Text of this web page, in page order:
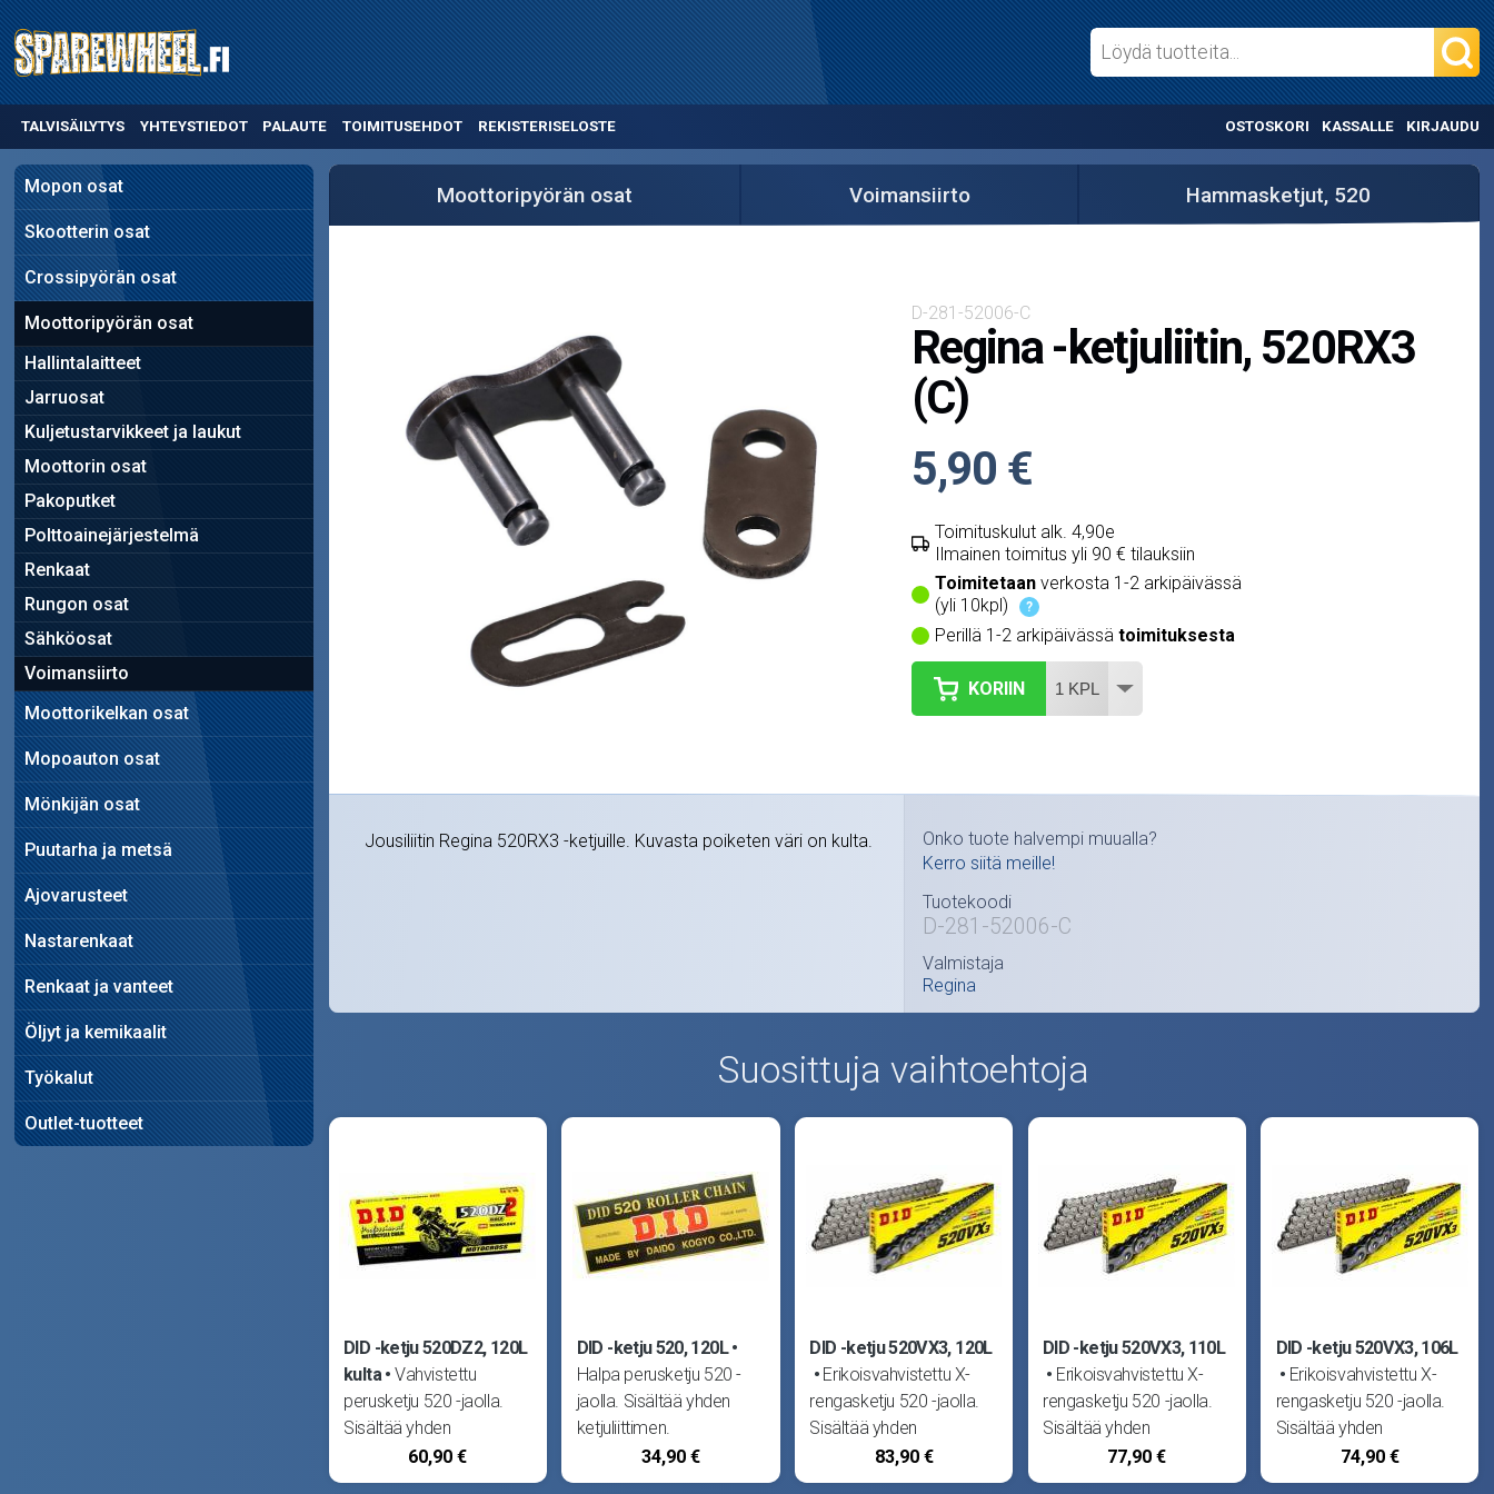
TALVISÄILYTYS YHTEYSTIEDOT PALAUTE TOIMITUSEHDOT REKISTERISELOSTE OSTOSKORI KASSALLE KIRJAUDU
Mopon osat
Skootterin osat
Crossipyörän osat
Moottoripyörän osat
Hallintalaitteet
Jarruosat
Kuljetustarvikkeet ja laukut
Moottorin osat
Pakoputket
Polttoainejärjestelmä
Renkaat
Rungon osat
Sähköosat
Voimansiirto
Moottorikelkan osat
Mopoauton osat
Mönkijän osat
Puutarha ja metsä
Ajovarusteet
Nastarenkaat
Renkaat ja vanteet
Öljyt ja kemikaalit
Työkalut
Outlet-tuotteet
Moottoripyörän osat Voimansiirto Hammasketjut, 520
D-281-52006-C
Regina -ketjuliitin, 520RX3
(C)
5,90 €
Toimituskulut alk. 4,90e
Ilmainen toimitus yli 90 € tilauksiin
Toimitetaanverkosta 1-2 arkipäivässä
(yli 10kpl)
?
Perillä 1-2 arkipäivässä toimituksesta
KORIIN
Jousiliitin Regina 520RX3 -ketjuille. Kuvasta poiketen väri on kulta.
Onko tuote halvempi muualla?
Kerro siitä meille!
Tuotekoodi
D-281-52006-C
Valmistaja
Regina
Suosittuja vaihtoehtoja
DID -ketju 520DZ2, 120L
kulta
Vahvistettu
perusketju 520 -jaolla.
Sisältää yhden
ketjuliittimen.
Japanilainen DID
60,90 €
DID -ketju 520, 120L
Halpa perusketju 520 -
jaolla. Sisältää yhden
ketjuliittimen.
Japanilainen DID
tunnetaan tuotteidensa
34,90 €
DID -ketju 520VX3, 120L
Erikoisvahvistettu X-
rengasketju 520 -jaolla.
Sisältää yhden
ketjuliittimen.
Japanilainen DID
83,90 €
DID -ketju 520VX3, 110L
Erikoisvahvistettu X-
rengasketju 520 -jaolla.
Sisältää yhden
ketjuliittimen.
Japanilainen DID
77,90 €
DID -ketju 520VX3, 106L
Erikoisvahvistettu X-
rengasketju 520 -jaolla.
Sisältää yhden
ketjuliittimen.
Japanilainen DID
74,90 €